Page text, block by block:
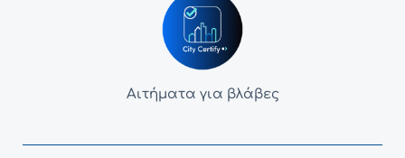
Αιτήματα για βλάβες